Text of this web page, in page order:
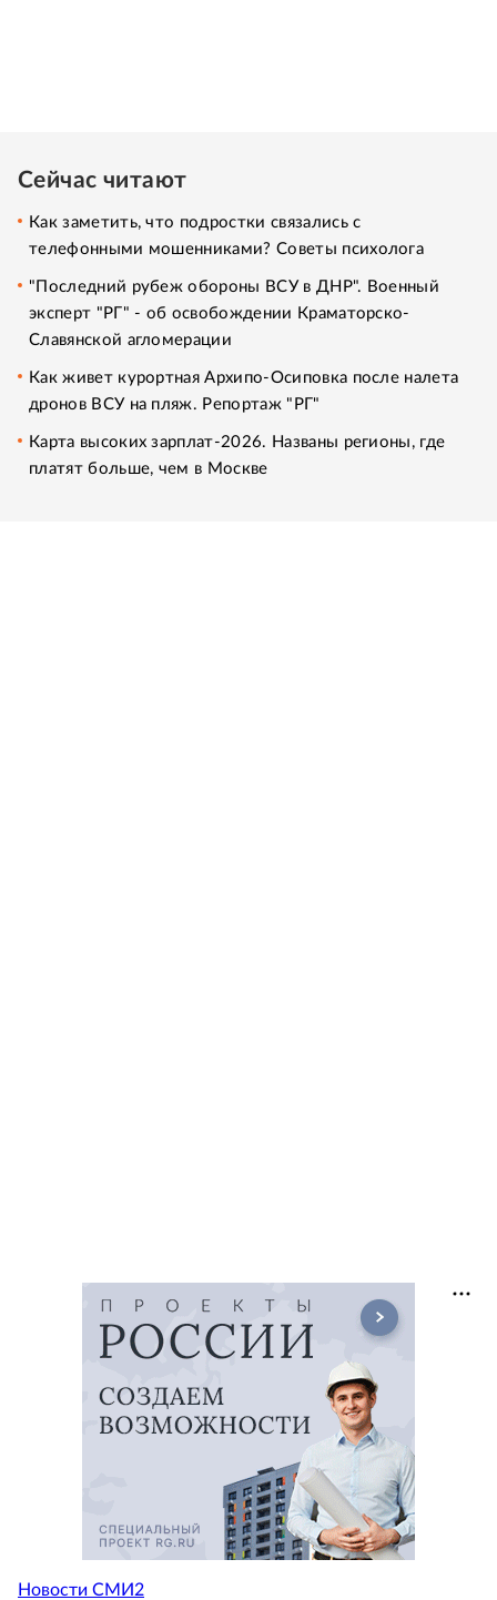
Сейчас читают
Как заметить, что подростки связались с
телефонными мошенниками? Советы психолога
"Последний рубеж обороны ВСУ в ДНР". Военный
эксперт "РГ" - об освобождении Краматорско-
Славянской агломерации
Как живет курортная Архипо-Осиповка после налета
дронов ВСУ на пляж. Репортаж "РГ"
Карта высоких зарплат-2026. Названы регионы, где
платят больше, чем в Москве
Новости СМИ2